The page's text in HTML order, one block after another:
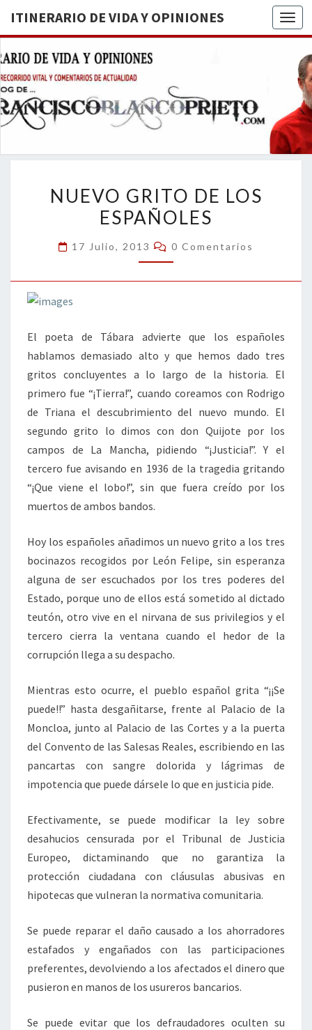
ITINERARIO DE VIDA Y OPINIONES
DE
BREVE
RECORRIDO
VITAL Y
ACTUALIDAD
GRITO
DE
ESPAÑOLES
NUEVO GRITO DE LOS
ESPAÑOLES
17 Julio, 2013 Comentarios
0 Comentarios
El poeta de Tábara advierte que los españoles
hablamos demasiado alto y que hemos dado tres
gritos concluyentes a lo largo de la historia. El
primero fue “¡Tierra!”, cuando coreamos con Rodrigo
de Triana el descubrimiento del nuevo mundo. El
segundo grito lo dimos con don Quijote por los
campos de La Mancha, pidiendo “¡Justicia!”. Y el
tercero fue avisando en 1936 de la tragedia gritando
“¡Que viene el lobo!”, sin que fuera creído por los
muertos de ambos bandos.
Hoy los españoles añadimos un nuevo grito a los tres
bocinazos recogidos por León Felipe, sin esperanza
alguna de ser escuchados por los tres poderes del
Estado, porque uno de ellos está sometido al dictado
teutón, otro vive en el nirvana de sus privilegios y el
tercero cierra la ventana cuando el hedor de la
corrupción llega a su despacho.
Mientras esto ocurre, el pueblo español grita “¡¡Se
puede!!” hasta desgañitarse, frente al Palacio de la
Moncloa, junto al Palacio de las Cortes y a la puerta
del Convento de las Salesas Reales, escribiendo en las
pancartas con sangre dolorida y lágrimas de
impotencia que puede dársele lo que en justicia pide.
Efectivamente, se puede modificar la ley sobre
desahucios censurada por el Tribunal de Justicia
Europeo, dictaminando que no garantiza la
protección ciudadana con cláusulas abusivas en
hipotecas que vulneran la normativa comunitaria.
Se puede reparar el daño causado a los ahorradores
estafados y engañados con las participaciones
preferentes, devolviendo a los afectados el dinero que
pusieron en manos de los usureros bancarios.
Se puede evitar que los defraudadores oculten su